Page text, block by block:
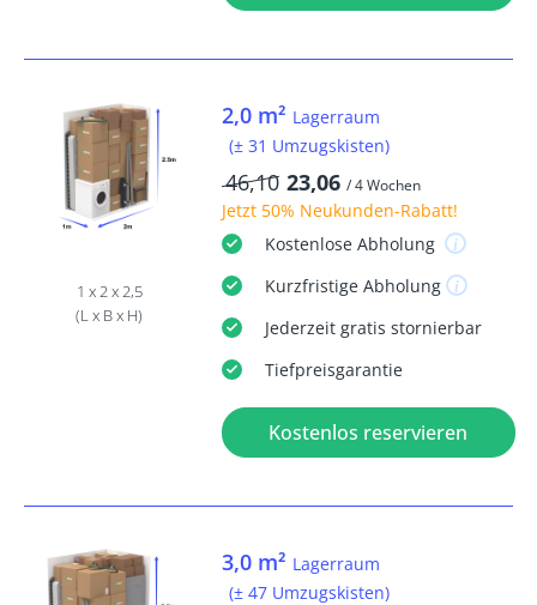
1 x 2 x 2,5
(L x B x H)
2,0 m² Lagerraum
(± 31 Umzugskisten)
46,10 23,06 / 4 Wochen
Jetzt 50% Neukunden-Rabatt!
KostenloseAbholung
KurzfristigeAbholung
Jederzeit gratis stornierbar
Tiefpreisgarantie
Kostenlos reservieren
3,0 m² Lagerraum
(± 47 Umzugskisten)